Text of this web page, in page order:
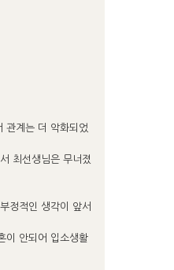
관계는 더 악화되었
최선생님은 무너졌
정적인 생각이 앞서
이 안되어 입소생활